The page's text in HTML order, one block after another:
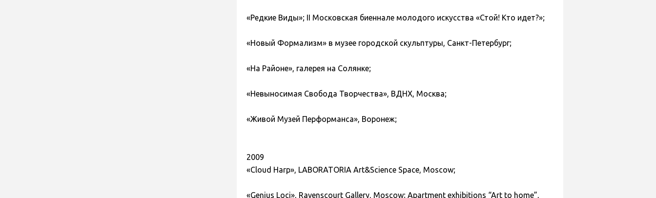
«Редкие Виды»; II Московская биеннале молодого искусства «Стой! Кто идет?»;
«Новый Формализм» в музее городской скульптуры, Санкт-Петербург;
«На Районе», галерея на Солянке;
«Невыносимая Свобода Творчества», ВДНХ, Москва;
«Живой Музей Перформанса», Воронеж;
2009
«Cloud Harp», LABORATORIA Art&Science Space, Moscow;
«Genius Loci», Ravenscourt Gallery, Moscow; Apartment exhibitions “Art to home”,